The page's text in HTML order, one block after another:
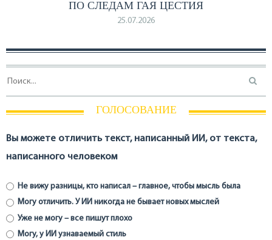
ПО СЛЕДАМ ГАЯ ЦЕСТИЯ
25.07.2026
ГОЛОСОВАНИЕ
Вы можете отличить текст, написанный ИИ, от текста,
написанного человеком
Не вижу разницы, кто написал – главное, чтобы мысль была
Могу отличить. У ИИ никогда не бывает новых мыслей
Уже не могу – все пишут плохо
Могу, у ИИ узнаваемый стиль